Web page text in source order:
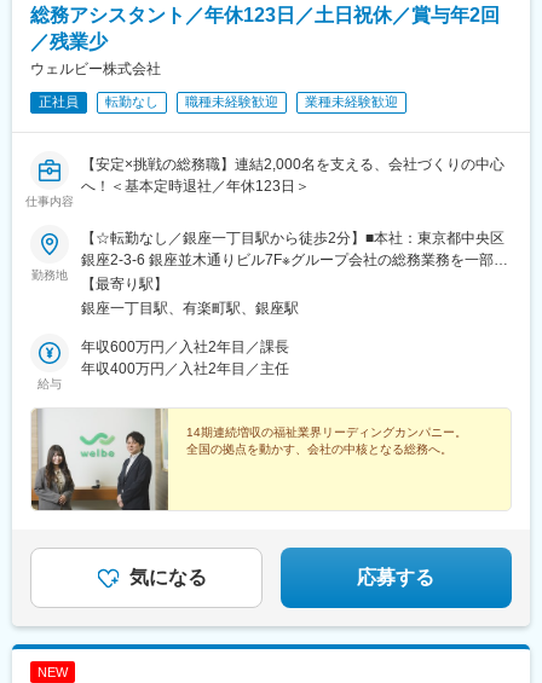
総務アシスタント／年休123日／土日祝休／賞与年2回
／残業少
ウェルビー株式会社
正社員 転勤なし 職種未経験歓迎 業種未経験歓迎
仕事内容
【安定×挑戦の総務職】連結2,000名を支える、会社づくりの中心
へ！＜基本定時退社／年休123日＞
勤務地
【☆転勤なし／銀座一丁目駅から徒歩2分】■本社：東京都中央区
銀座2-3-6 銀座並木通りビル7F※グループ会社の総務業務を一部お
任せする場合に出向勤務となる可能性がありますが、勤務地や処
遇、待遇などの労働条件に変わりはありません。＜アクセス＞・
「銀座駅」より徒歩5分・JR山手線、JR京浜東北線、東京メトロ
有楽町線「有楽町駅」より徒歩4分※受動喫煙対策：あり（社内禁
【最寄り駅】
銀座一丁目駅、有楽町駅、銀座駅
給与
年収600万円／入社2年目／課長
年収400万円／入社2年目／主任
14期連続増収の福祉業界リーディングカンパニー。
全国の拠点を動かす、会社の中核となる総務へ。
気になる 応募する
NEW